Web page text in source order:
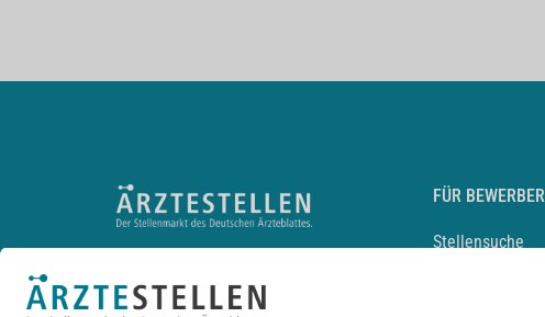
FÜR BEWERBER
Stellensuche